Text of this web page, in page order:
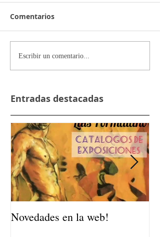
Comentarios
Escribir un comentario...
Entradas destacadas
Novedades en la web!